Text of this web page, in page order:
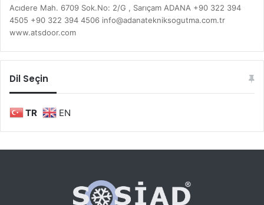
Acıdere Mah. 6709 Sok.No: 2/G , Sarıçam ADANA +90 322 394
4505 +90 322 394 4506 info@adanatekniksogutma.com.tr
www.atsdoor.com
Dil Seçin
TR EN